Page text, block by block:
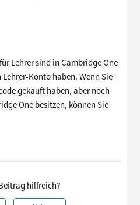
Lehrer sind in Cambridge One
Konto haben. Wenn Sie
gekauft haben, aber noch
One besitzen, können Sie
hilfreich?